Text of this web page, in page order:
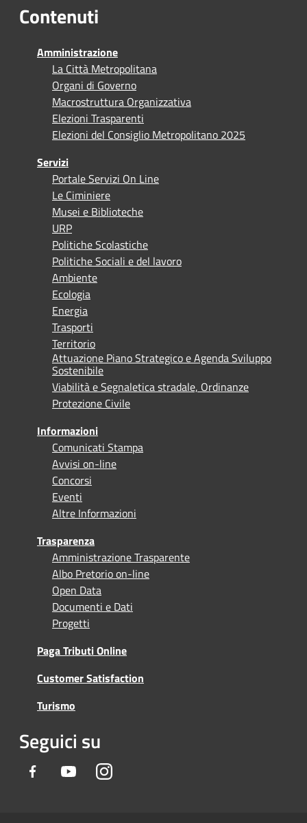
Contenuti
Amministrazione
La Città Metropolitana
Organi di Governo
Macrostruttura Organizzativa
Elezioni Trasparenti
Elezioni del Consiglio Metropolitano 2025
Servizi
Portale Servizi On Line
Le Ciminiere
Musei e Biblioteche
URP
Politiche Scolastiche
Politiche Sociali e del lavoro
Ambiente
Ecologia
Energia
Trasporti
Territorio
Attuazione Piano Strategico e Agenda Sviluppo
Sostenibile
Viabilità e Segnaletica stradale, Ordinanze
Protezione Civile
Informazioni
Comunicati Stampa
Avvisi on-line
Concorsi
Eventi
Altre Informazioni
Trasparenza
Amministrazione Trasparente
Albo Pretorio on-line
Open Data
Documenti e Dati
Progetti
Paga Tributi Online
Customer Satisfaction
Turismo
Seguici su
Facebook YoutubeInstagram